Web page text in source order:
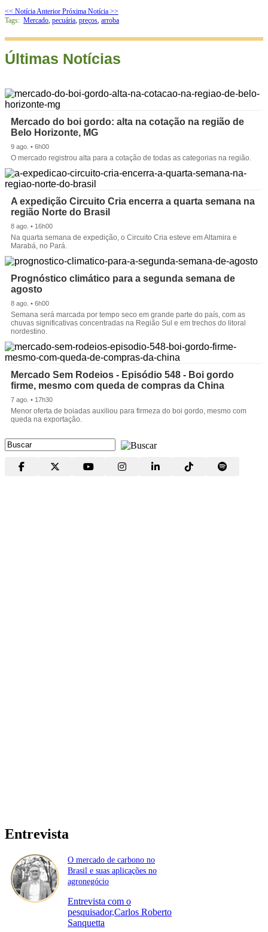
<< Notícia Anterior Próxima Notícia >>
Tags: Mercado, pecuária, preços, arroba
Últimas Notícias
Mercado do boi gordo: alta na cotação na região de
Belo Horizonte, MG
9 ago. • 6h00
O mercado registrou alta para a cotação de todas as categorias na região.
A expedição Circuito Cria encerra a quarta semana na
região Norte do Brasil
8 ago. • 16h00
Na quarta semana de expedição, o Circuito Cria esteve em Altamira e
Marabá, no Pará.
Prognóstico climático para a segunda semana de
agosto
8 ago. • 6h00
Semana será marcada por tempo seco em grande parte do país, com as
chuvas significativas concentradas na Região Sul e em trechos do litoral
nordestino.
Mercado Sem Rodeios - Episódio 548 - Boi gordo
firme, mesmo com queda de compras da China
7 ago. • 17h30
Menor oferta de boiadas auxiliou para firmeza do boi gordo, mesmo com
queda na exportação.
Entrevista
O mercado de carbono no
Brasil e suas aplicações no
agronegócio
Entrevista com o
pesquisador,Carlos Roberto
Sanquetta